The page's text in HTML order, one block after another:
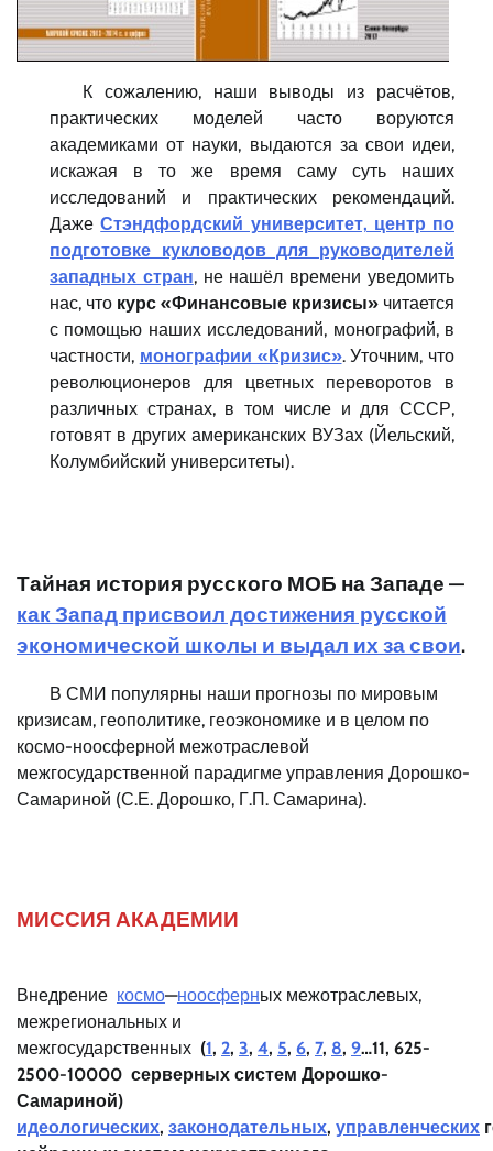
К сожалению, наши выводы из расчётов,
практических моделей часто воруются
академиками от науки, выдаются за свои идеи,
искажая в то же время саму суть наших
исследований и практических рекомендаций.
ДажеСтэндфордский университет, центр по
подготовке кукловодов для руководителей
западных стран, не нашёл времени уведомить
нас, что курс «Финансовые кризисы» читается
с помощью наших исследований, монографий, в
частности, монографии «Кризис». Уточним, что
революционеров для цветных переворотов в
различных странах, в том числе и для СССР,
готовят в других американских ВУЗах (Йельский,
Колумбийский университеты).
Тайная история русского МОБ на Западе —
как Запад присвоил достижения русской
экономической школы и выдал их за свои.
В СМИ популярны наши прогнозы по мировым
кризисам, геополитике, геоэкономике и в целом по
космо-ноосферной межотраслевой
межгосударственной парадигме управления Дорошко-
Самариной (С.Е. Дорошко, Г.П. Самарина).
МИССИЯ АКАДЕМИИ
Внедрение космо—ноосферных межотраслевых,
межрегиональных и
межгосударственных (1, 2, 3, 4, 5, 6, 7, 8, 9…11, 625-
2500-10000 серверных систем Дорошко-
Самариной)
идеологических, законодательных, управленческих